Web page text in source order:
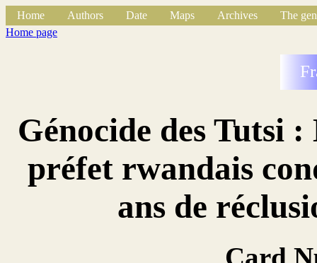
Home Authors Date Maps Archives
The
Home page
Génocide des Tutsi
préfet rwandais
ans de
Card